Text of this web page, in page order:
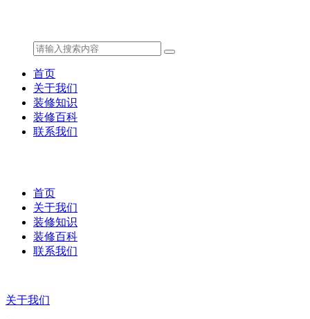
首页
关于我们
装修知识
装修百科
联系我们
首页
关于我们
装修知识
装修百科
联系我们
关于我们